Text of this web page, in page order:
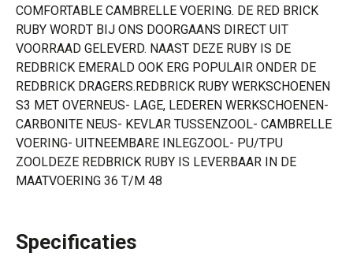
COMFORTABLE CAMBRELLE VOERING. DE RED BRICK
RUBY WORDT BIJ ONS DOORGAANS DIRECT UIT
VOORRAAD GELEVERD. NAAST DEZE RUBY IS DE
REDBRICK EMERALD OOK ERG POPULAIR ONDER DE
REDBRICK DRAGERS.REDBRICK RUBY WERKSCHOENEN
S3 MET OVERNEUS- LAGE, LEDEREN WERKSCHOENEN-
CARBONITE NEUS- KEVLAR TUSSENZOOL- CAMBRELLE
VOERING- UITNEEMBARE INLEGZOOL- PU/TPU
ZOOLDEZE REDBRICK RUBY IS LEVERBAAR IN DE
MAATVOERING 36 T/M 48
Specificaties